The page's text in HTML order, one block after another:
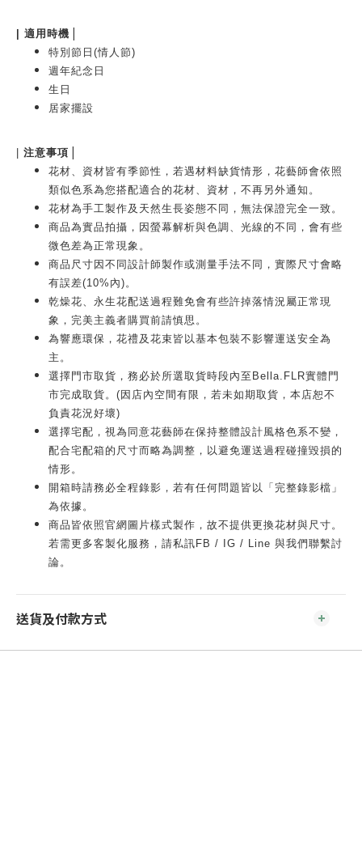
| 適用時機 |
特別節日(情人節)
週年紀念日
生日
居家擺設
注意事項 |
花材、資材皆有季節性，若遇材料缺貨情形，花藝師會依照
類似色系為您搭配適合的花材、資材，不再另外通知。
花材為手工製作及天然生長姿態不同，無法保證完全一致。
商品為實品拍攝，因螢幕解析與色調、光線的不同，會有些
微色差為正常現象。
商品尺寸因不同設計師製作或測量手法不同，實際尺寸會略
有誤差(10%內)。
乾燥花、永生花配送過程難免會有些許掉落情況屬正常現
象，完美主義者購買前請慎思。
為響應環保，花禮及花束皆以基本包裝不影響運送安全為
主。
選擇門市取貨，務必於所選取貨時段內至Bella.FLR實體門
市完成取貨。(因店內空間有限，若未如期取貨，本店恕不
負責花況好壞)
選擇宅配，視為同意花藝師在保持整體設計風格色系不變，
配合宅配箱的尺寸而略為調整，以避免運送過程碰撞毀損的
情形。
開箱時請務必全程錄影，若有任何問題皆以「完整錄影檔」
為依據。
商品皆依照官網圖片樣式製作，故不提供更換花材與尺寸。
若需更多客製化服務，請私訊FB / IG / Line 與我們聯繫討
論。
送貨及付款方式